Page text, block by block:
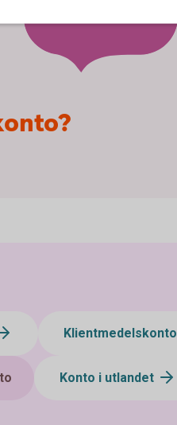
Klientmedelskonto
Konto i utlandet